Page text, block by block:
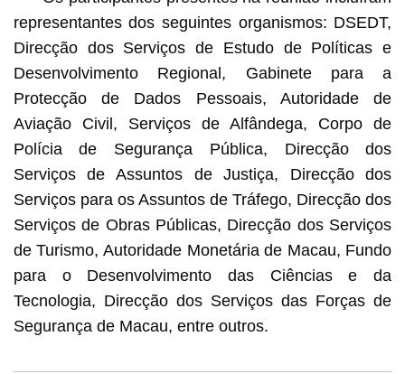
representantes dos seguintes organismos: DSEDT,
Direcção dos Serviços de Estudo de Políticas e
Desenvolvimento Regional, Gabinete para a
Protecção de Dados Pessoais, Autoridade de
Aviação Civil, Serviços de Alfândega, Corpo de
Polícia de Segurança Pública, Direcção dos
Serviços de Assuntos de Justiça, Direcção dos
Serviços para os Assuntos de Tráfego, Direcção dos
Serviços de Obras Públicas, Direcção dos Serviços
de Turismo, Autoridade Monetária de Macau, Fundo
para o Desenvolvimento das Ciências e da
Tecnologia, Direcção dos Serviços das Forças de
Segurança de Macau, entre outros.